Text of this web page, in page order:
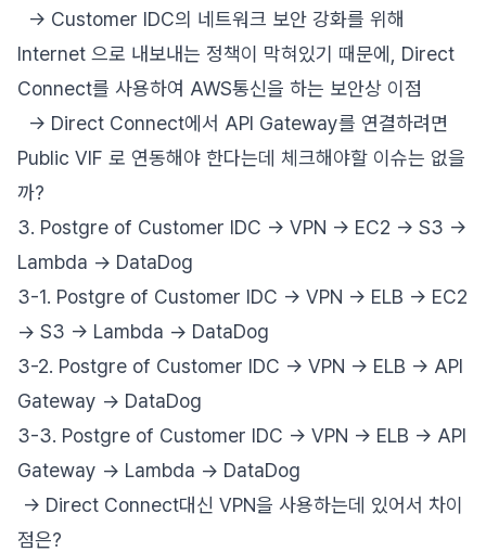
-> Customer IDC의 네트워크 보안 강화를 위해
Internet 으로 내보내는 정책이 막혀있기 때문에, Direct
Connect를 사용하여 AWS통신을 하는 보안상 이점
-> Direct Connect에서 API Gateway를 연결하려면
Public VIF 로 연동해야 한다는데 체크해야할 이슈는 없을
까?
3. Postgre of Customer IDC -> VPN -> EC2 -> S3 ->
Lambda -> DataDog
3-1. Postgre of Customer IDC -> VPN -> ELB -> EC2
-> S3 -> Lambda -> DataDog
3-2. Postgre of Customer IDC -> VPN -> ELB -> API
Gateway -> DataDog
3-3. Postgre of Customer IDC -> VPN -> ELB -> API
Gateway -> Lambda -> DataDog
-> Direct Connect대신 VPN을 사용하는데 있어서 차이
점은?